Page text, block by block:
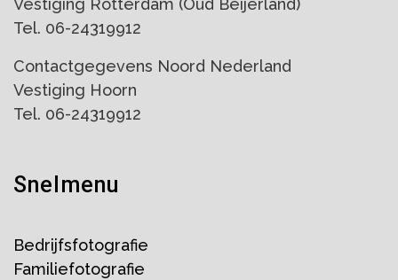
Vestiging Rotterdam (Oud Beijerland)
Tel. 06-24319912
Contactgegevens Noord Nederland
Vestiging Hoorn
Tel. 06-24319912
Snelmenu
Bedrijfsfotografie
Familiefotografie